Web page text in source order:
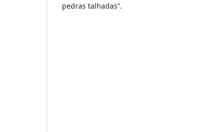
pedras talhadas”.